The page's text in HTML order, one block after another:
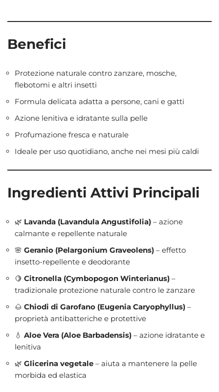
Benefici
Protezione naturale contro zanzare, mosche,
flebotomi e altri insetti
Formula delicata adatta a persone, cani e gatti
Azione lenitiva e idratante sulla pelle
Profumazione fresca e naturale
Ideale per uso quotidiano, anche nei mesi più caldi
Ingredienti Attivi Principali
🌿 Lavanda (Lavandula Angustifolia) – azione
calmante e repellente naturale
🌸 Geranio (Pelargonium Graveolens) – effetto
insetto-repellente e deodorante
🍋 Citronella (Cymbopogon Winterianus) –
tradizionale protezione naturale contro le zanzare
🌰 Chiodi di Garofano (Eugenia Caryophyllus) –
proprietà antibatteriche e protettive
💧 Aloe Vera (Aloe Barbadensis) – azione idratante e
lenitiva
🌿 Glicerina vegetale – aiuta a mantenere la pelle
morbida ed elastica